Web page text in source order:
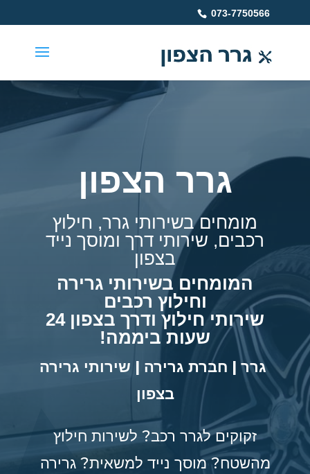
073-7750566
גרר הצפון
מומחים בשירותי גרר, חילוץ
רכבים, שירותי דרך ומוסך נייד
בצפון
המומחים בשירותי גרירה
וחילוץ רכבים
שירותי חילוץ ודרך בצפון 24
שעות ביממה!
גרר | חברת גרירה | שירותי גרירה
בצפון
זקוקים לגרר רכב? לשירות חילוץ
מהשטח? מוסך נייד למשאית? גרירה